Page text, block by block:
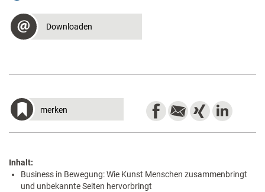
Downloaden
merken
Inhalt:
Business in Bewegung: Wie Kunst Menschen zusammenbringt
und unbekannte Seiten hervorbringt